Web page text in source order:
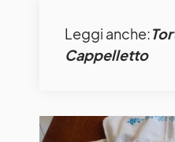
Leggi anche:
Cappelletto